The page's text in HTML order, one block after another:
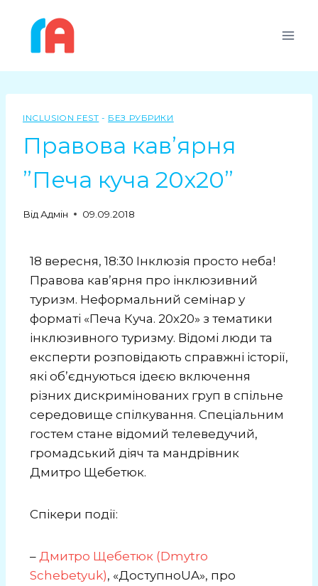
INCLUSION FEST - БЕЗ РУБРИКИ
Правова кав’ярня
”Печа куча 20х20”
Від Адмін 09.09.2018
18 вересня, 18:30 Інклюзія просто неба!
Правова кавʼярня про інклюзивний
туризм. Неформальний семінар у
форматі «Печа Куча. 20х20» з тематики
інклюзивного туризму. Відомі люди та
експерти розповідають справжні історії,
які обʼєднуються ідеєю включення
різних дискримінованих груп в спільне
середовище спілкування. Спеціальним
гостем стане відомий телеведучий,
громадський діяч та мандрівник
Дмитро Щебетюк.
Спікери події:
– Дмитро Щебетюк (Dmytro
Schebetyuk), «ДоступноUA», про